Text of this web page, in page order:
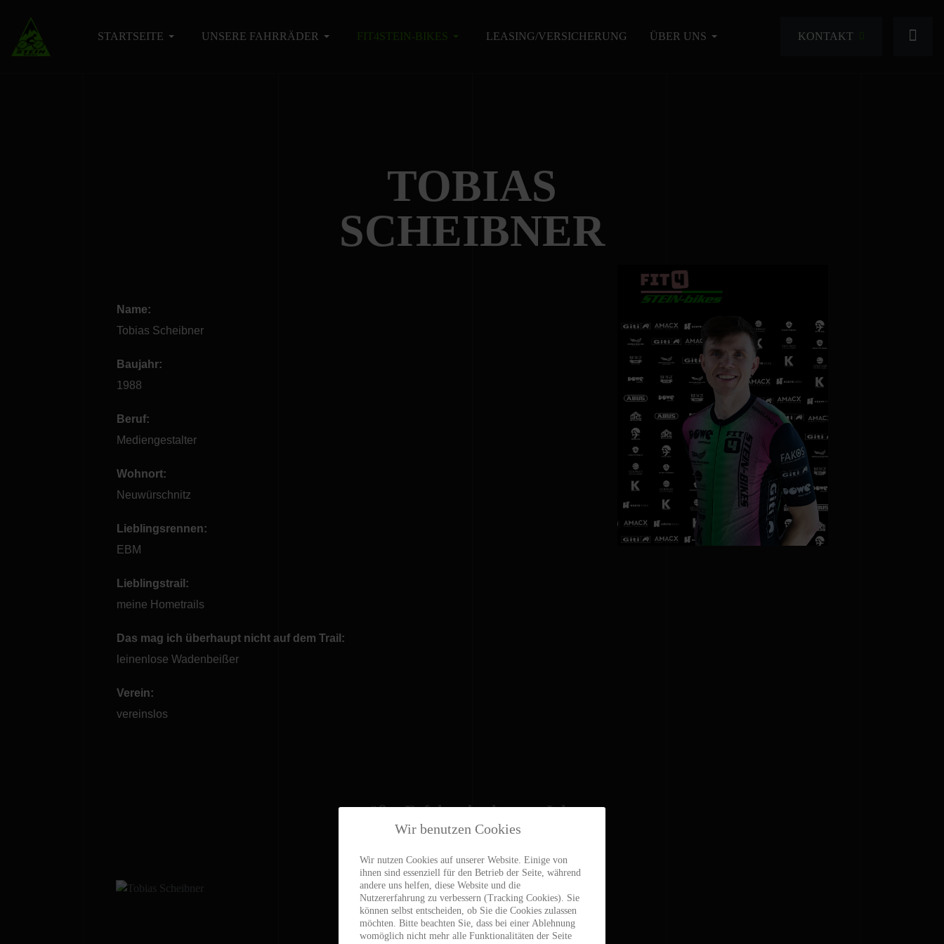
STARTSEITE UNSERE FAHRRÄDER FIT4STEIN-BIKES LEASING/VERSICHERUNG ÜBER UNS KONTAKT
TOBIAS
SCHEIBNER
Name:
Tobias Scheibner
Baujahr:
1988
Beruf:
Mediengestalter
Wohnort:
Neuwürschnitz
Lieblingsrennen:
EBM
Lieblingstrail:
meine Hometrails
Das mag ich überhaupt nicht auf dem Trail:
leinenlose Wadenbeißer
Verein:
vereinslos
größte Erfolge der letzten Jahre:
coming soon!
Wir benutzen Cookies
Wir nutzen Cookies auf unserer Website. Einige von
ihnen sind essenziell für den Betrieb der Seite, während
andere uns helfen, diese Website und die
Nutzererfahrung zu verbessern (Tracking Cookies). Sie
können selbst entscheiden, ob Sie die Cookies zulassen
möchten. Bitte beachten Sie, dass bei einer Ablehnung
womöglich nicht mehr alle Funktionalitäten der Seite